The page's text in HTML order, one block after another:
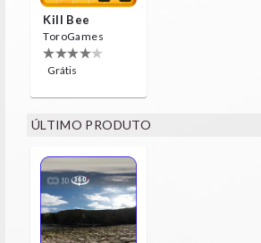
Kill Bee
ToroGames
Grátis
ÚLTIMO PRODUTO